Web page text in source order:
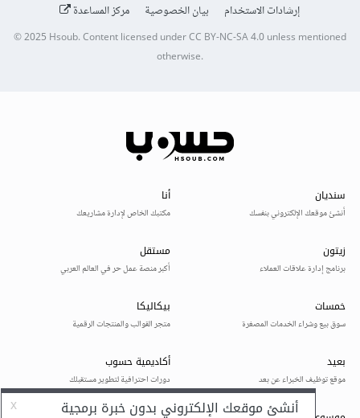
إرشادات الاستخدام
بيان الخصوصية مركز المساعدة
© 2025Hsoub.Content licensed underCC BY-NC-SA 4.0unless mentioned
otherwise.